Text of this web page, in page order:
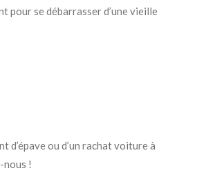
pour se débarrasser d’une vieille
d’épave ou d’un rachat voiture à
nous !